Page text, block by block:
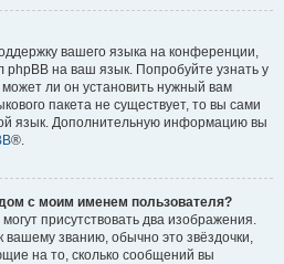
вашего языка на конференции,
phpBB на ваш язык. Попробуйте узнать у
ли он установить нужный вам
пакета не существует, то вы сами
язык. Дополнительную информацию вы
®.
с моим именем пользователя?
присутствовать два изображения.
вашему званию, обычно это звёздочки,
на то, сколько сообщений вы